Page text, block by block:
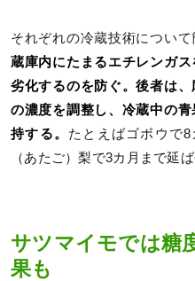
それぞれの冷蔵技術について
蔵庫内にたまるエチレンガ
劣化するのを防ぐ。後者は
の濃度を調整し、冷蔵中の
持する。 たとえばゴボウで
（あたご）梨で3カ月まで延ば
サツマイモでは糖
果も